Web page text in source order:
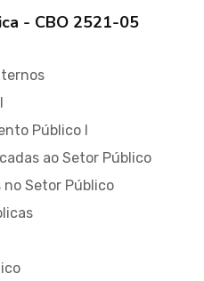
- CBO 2521-05
Público I
ao Setor Público
Setor Público